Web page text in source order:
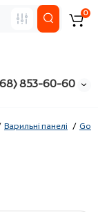
853-60-60
0
Варильні панелі